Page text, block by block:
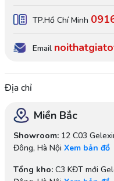
TP.Hồ Chí Minh
Email
Địa chỉ
Miền Bắc
Showroom:12 C03
Đông, Hà Nội Xem bản đồ
Tổng kho:C3 KĐT mới